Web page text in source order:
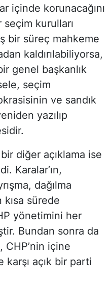
içinde korunacağını
kurulları
bir süreç mahkeme
kaldırılabiliyorsa,
genel başkanlık
seçim
ve sandık
yazılıp
diğer açıklama ise
Karalar’ın,
dağılma
sürede
yönetimini her
Bundan sonra da
CHP’nin içine
açık bir parti